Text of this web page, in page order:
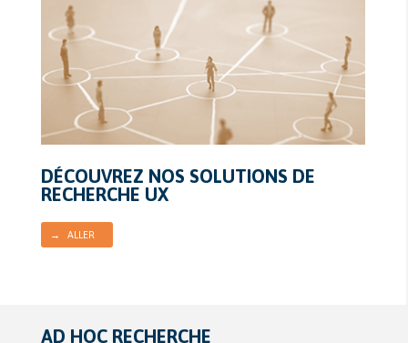
DÉCOUVREZ NOS SOLUTIONS DE
RECHERCHE UX
→ ALLER
AD HOC RECHERCHE